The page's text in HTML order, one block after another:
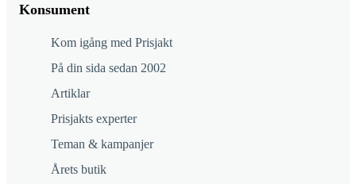
Konsument
Kom igång med Prisjakt
På din sida sedan 2002
Artiklar
Prisjakts experter
Teman & kampanjer
Årets butik